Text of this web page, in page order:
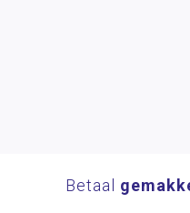
Betaal